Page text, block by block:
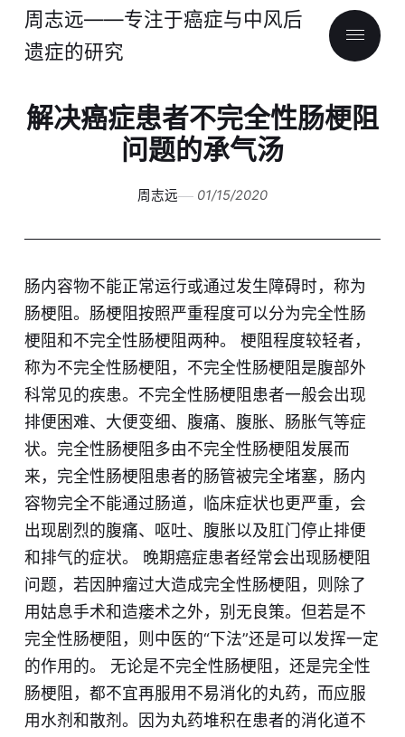
周志远——专注于癌症与中风后
遗症的研究
解决癌症患者不完全性肠梗阻
问题的承气汤
周志远 01/15/2020
肠内容物不能正常运行或通过发生障碍时，称为
肠梗阻。肠梗阻按照严重程度可以分为完全性肠
梗阻和不完全性肠梗阻两种。 梗阻程度较轻者，
称为不完全性肠梗阻，不完全性肠梗阻是腹部外
科常见的疾患。不完全性肠梗阻患者一般会出现
排便困难、大便变细、腹痛、腹胀、肠胀气等症
状。完全性肠梗阻多由不完全性肠梗阻发展而
来，完全性肠梗阻患者的肠管被完全堵塞，肠内
容物完全不能通过肠道，临床症状也更严重，会
出现剧烈的腹痛、呕吐、腹胀以及肛门停止排便
和排气的症状。 晚期癌症患者经常会出现肠梗阻
问题，若因肿瘤过大造成完全性肠梗阻，则除了
用姑息手术和造瘘术之外，别无良策。但若是不
完全性肠梗阻，则中医的“下法”还是可以发挥一定
的作用的。 无论是不完全性肠梗阻，还是完全性
肠梗阻，都不宜再服用不易消化的丸药，而应服
用水剂和散剂。因为丸药堆积在患者的消化道不